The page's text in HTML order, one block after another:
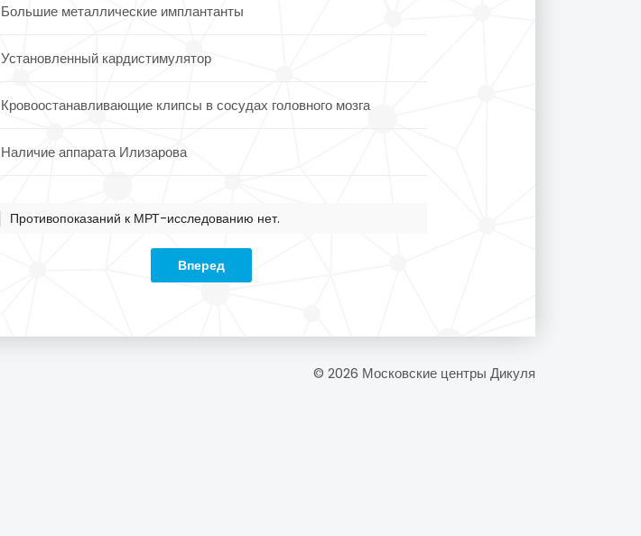
Большие металлические имплантанты
Установленный кардистимулятор
Кровоостанавливающие клипсы в сосудах головного мозга
Наличие аппарата Илизарова
Противопоказаний к МРТ-исследованию нет.
Вперед
© 2026 Московские центры Дикуля